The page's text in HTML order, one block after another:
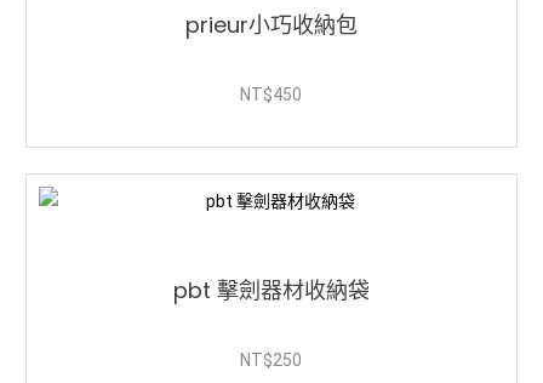
prieur小巧收納包
NT$450
pbt 擊劍器材收納袋
NT$250